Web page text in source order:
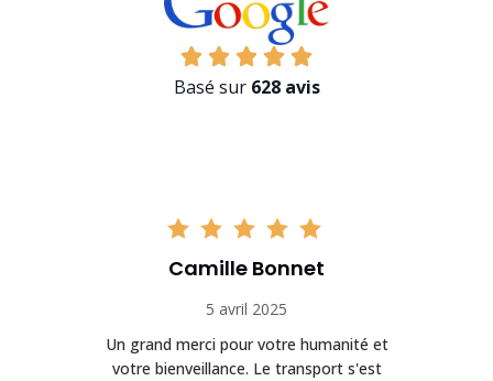
Basé sur 628 avis
Camille Bonnet
5 avril 2025
Un grand merci pour votre humanité et
votre bienveillance. Le transport s'est